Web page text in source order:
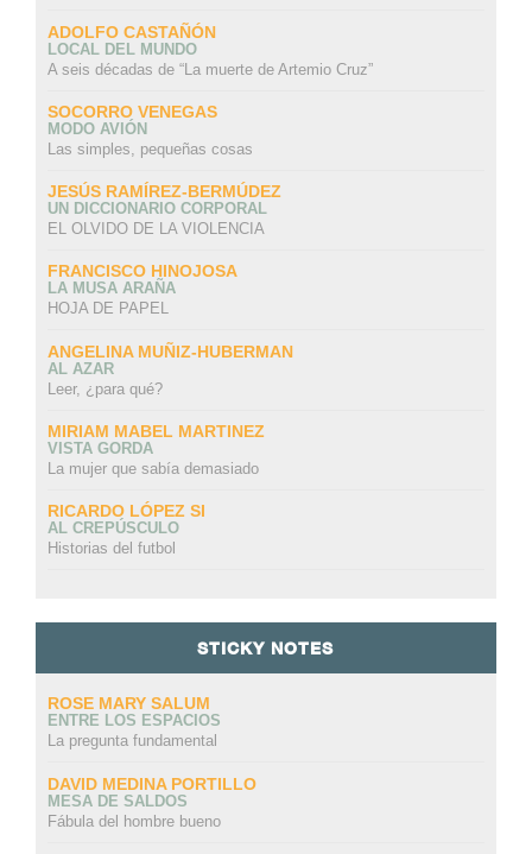
ADOLFO CASTAÑÓN
LOCAL DEL MUNDO
A seis décadas de “La muerte de Artemio Cruz”
SOCORRO VENEGAS
MODO AVIÓN
Las simples, pequeñas cosas
JESÚS RAMÍREZ-BERMÚDEZ
UN DICCIONARIO CORPORAL
EL OLVIDO DE LA VIOLENCIA
FRANCISCO HINOJOSA
LA MUSA ARAÑA
HOJA DE PAPEL
ANGELINA MUÑIZ-HUBERMAN
AL AZAR
Leer, ¿para qué?
MIRIAM MABEL MARTINEZ
VISTA GORDA
La mujer que sabía demasiado
RICARDO LÓPEZ SI
AL CREPÚSCULO
Historias del futbol
STICKY NOTES
ROSE MARY SALUM
ENTRE LOS ESPACIOS
La pregunta fundamental
DAVID MEDINA PORTILLO
MESA DE SALDOS
Fábula del hombre bueno